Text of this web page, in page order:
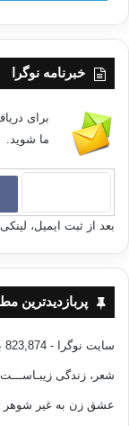
خبرنامه نوگرا
برای
ما شوید.
بعد از ثبت ایمیل،
پربازدیدترین
سایت نوگرا - 823,874 بازدید
شعر، زندگی
عشق زن به غیر شوهر